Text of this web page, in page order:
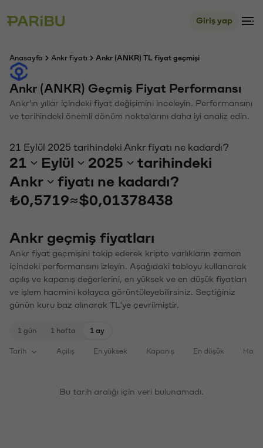
Giriş yap
Anasayfa Ankr fiyatı Ankr (ANKR) TL fiyat geçmişi
Ankr (ANKR) Geçmiş Fiyat Performansı
Ankr'ın yıllar içindeki fiyat değişimini inceleyin. Performansını
ve tarihindeki önemli dönüm noktalarını daha iyi analiz edin.
21 Eylül 2025 tarihindeki Ankr fiyatı ne kadardı?
21 Eylül 2025
tarihindeki
Ankr
fiyatı ne kadardı?
₺0,5719≈$0,01378438
Ankr geçmiş fiyatları
Ankr fiyat geçmişini takip ederek kripto varlıkların zaman
içindeki performansını izleyin. Aşağıdaki tabloyu kullanarak
açılış ve kapanış değerlerini, en yüksek ve en düşük fiyatları
ve işlem hacmini kolayca görüntüleyebilirsiniz. Seçtiğiniz
günün kuru baz alınarak TL'ye çevrilmiştir.
1 gün 1 hafta 1 ay
Tarih Açılış En yüksek Kapanış En düşük
Bu tarih aralığı için veri bulunamadı.